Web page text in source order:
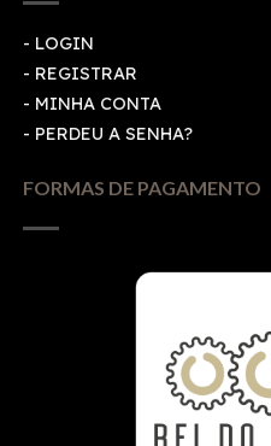
- LOGIN
- REGISTRAR
- MINHA CONTA
- PERDEU A SENHA?
FORMAS DE PAGAMENTO